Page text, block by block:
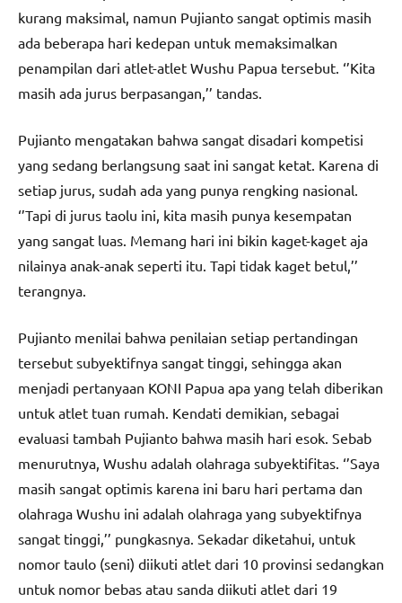
kurang maksimal, namun Pujianto sangat optimis masih
ada beberapa hari kedepan untuk memaksimalkan
penampilan dari atlet-atlet Wushu Papua tersebut. ‘’Kita
masih ada jurus berpasangan,’’ tandas.
Pujianto mengatakan bahwa sangat disadari kompetisi
yang sedang berlangsung saat ini sangat ketat. Karena di
setiap jurus, sudah ada yang punya rengking nasional.
‘’Tapi di jurus taolu ini, kita masih punya kesempatan
yang sangat luas. Memang hari ini bikin kaget-kaget aja
nilainya anak-anak seperti itu. Tapi tidak kaget betul,’’
terangnya.
Pujianto menilai bahwa penilaian setiap pertandingan
tersebut subyektifnya sangat tinggi, sehingga akan
menjadi pertanyaan KONI Papua apa yang telah diberikan
untuk atlet tuan rumah. Kendati demikian, sebagai
evaluasi tambah Pujianto bahwa masih hari esok. Sebab
menurutnya, Wushu adalah olahraga subyektifitas. ‘’Saya
masih sangat optimis karena ini baru hari pertama dan
olahraga Wushu ini adalah olahraga yang subyektifnya
sangat tinggi,’’ pungkasnya. Sekadar diketahui, untuk
nomor taulo (seni) diikuti atlet dari 10 provinsi sedangkan
untuk nomor bebas atau sanda diikuti atlet dari 19